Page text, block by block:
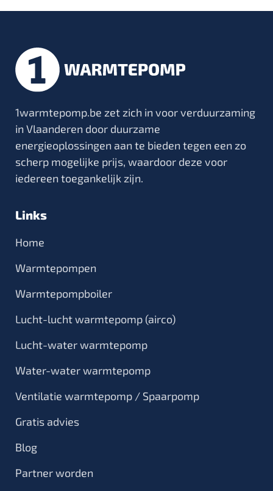
1warmtepomp.be zet zich in voor verduurzaming
in Vlaanderen door duurzame
energieoplossingen aan te bieden tegen een zo
scherp mogelijke prijs, waardoor deze voor
iedereen toegankelijk zijn.
Links
Home
Warmtepompen
Warmtepompboiler
Lucht-lucht warmtepomp (airco)
Lucht-water warmtepomp
Water-water warmtepomp
Ventilatie warmtepomp / Spaarpomp
Gratis advies
Blog
Partner worden